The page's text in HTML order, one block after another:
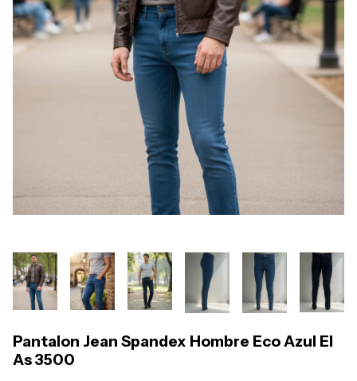
Pantalon Jean Spandex Hombre Eco Azul El
As 3500